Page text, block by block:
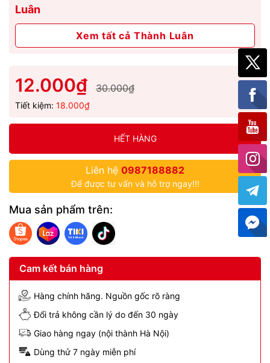
Luân
Xem tất cả Thành Luân
12.000₫ 30.000₫
Tiết kiệm: 18.000₫
HẾT HÀNG
Liên hệ 0987188882
Để được tư vấn và hỗ trợ ngay!!!
Mua sản phẩm trên:
Cam kết bán hàng
Hàng chính hãng. Nguồn gốc rõ ràng
Đổi trả không cần lý do đến 30 ngày
Giao hàng ngay (nội thành Hà Nội)
Dùng thử 7 ngày miễn phí